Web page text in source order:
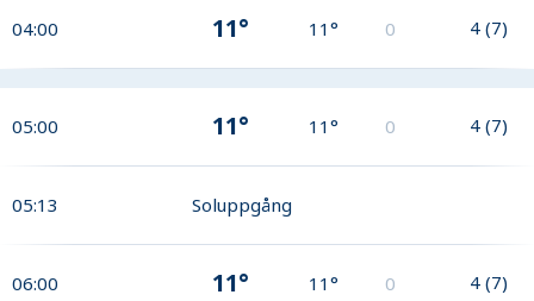
04:00 11° 11° 0 4 (7)
05:00 11° 11° 0 4 (7)
05:13 Soluppgång
06:00 11° 11° 0 4 (7)